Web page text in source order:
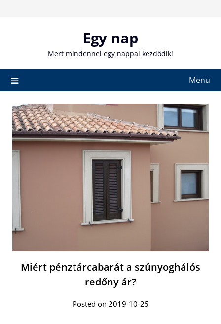
Egy nap
Mert mindennel egy nappal kezdődik!
Menu
Miért pénztárcabarát a szúnyoghálós
redőny ár?
Posted on 2019-10-25